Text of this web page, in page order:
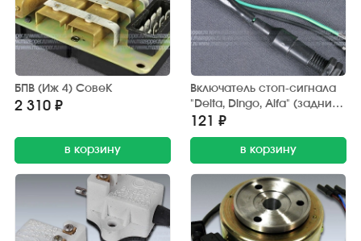
БПВ (Иж 4) СовеК
2 310 ₽
в корзину
Включатель стоп-сигнала
"Delta, Dingo, Alfa" (задний)
Китай
121 ₽
в корзину